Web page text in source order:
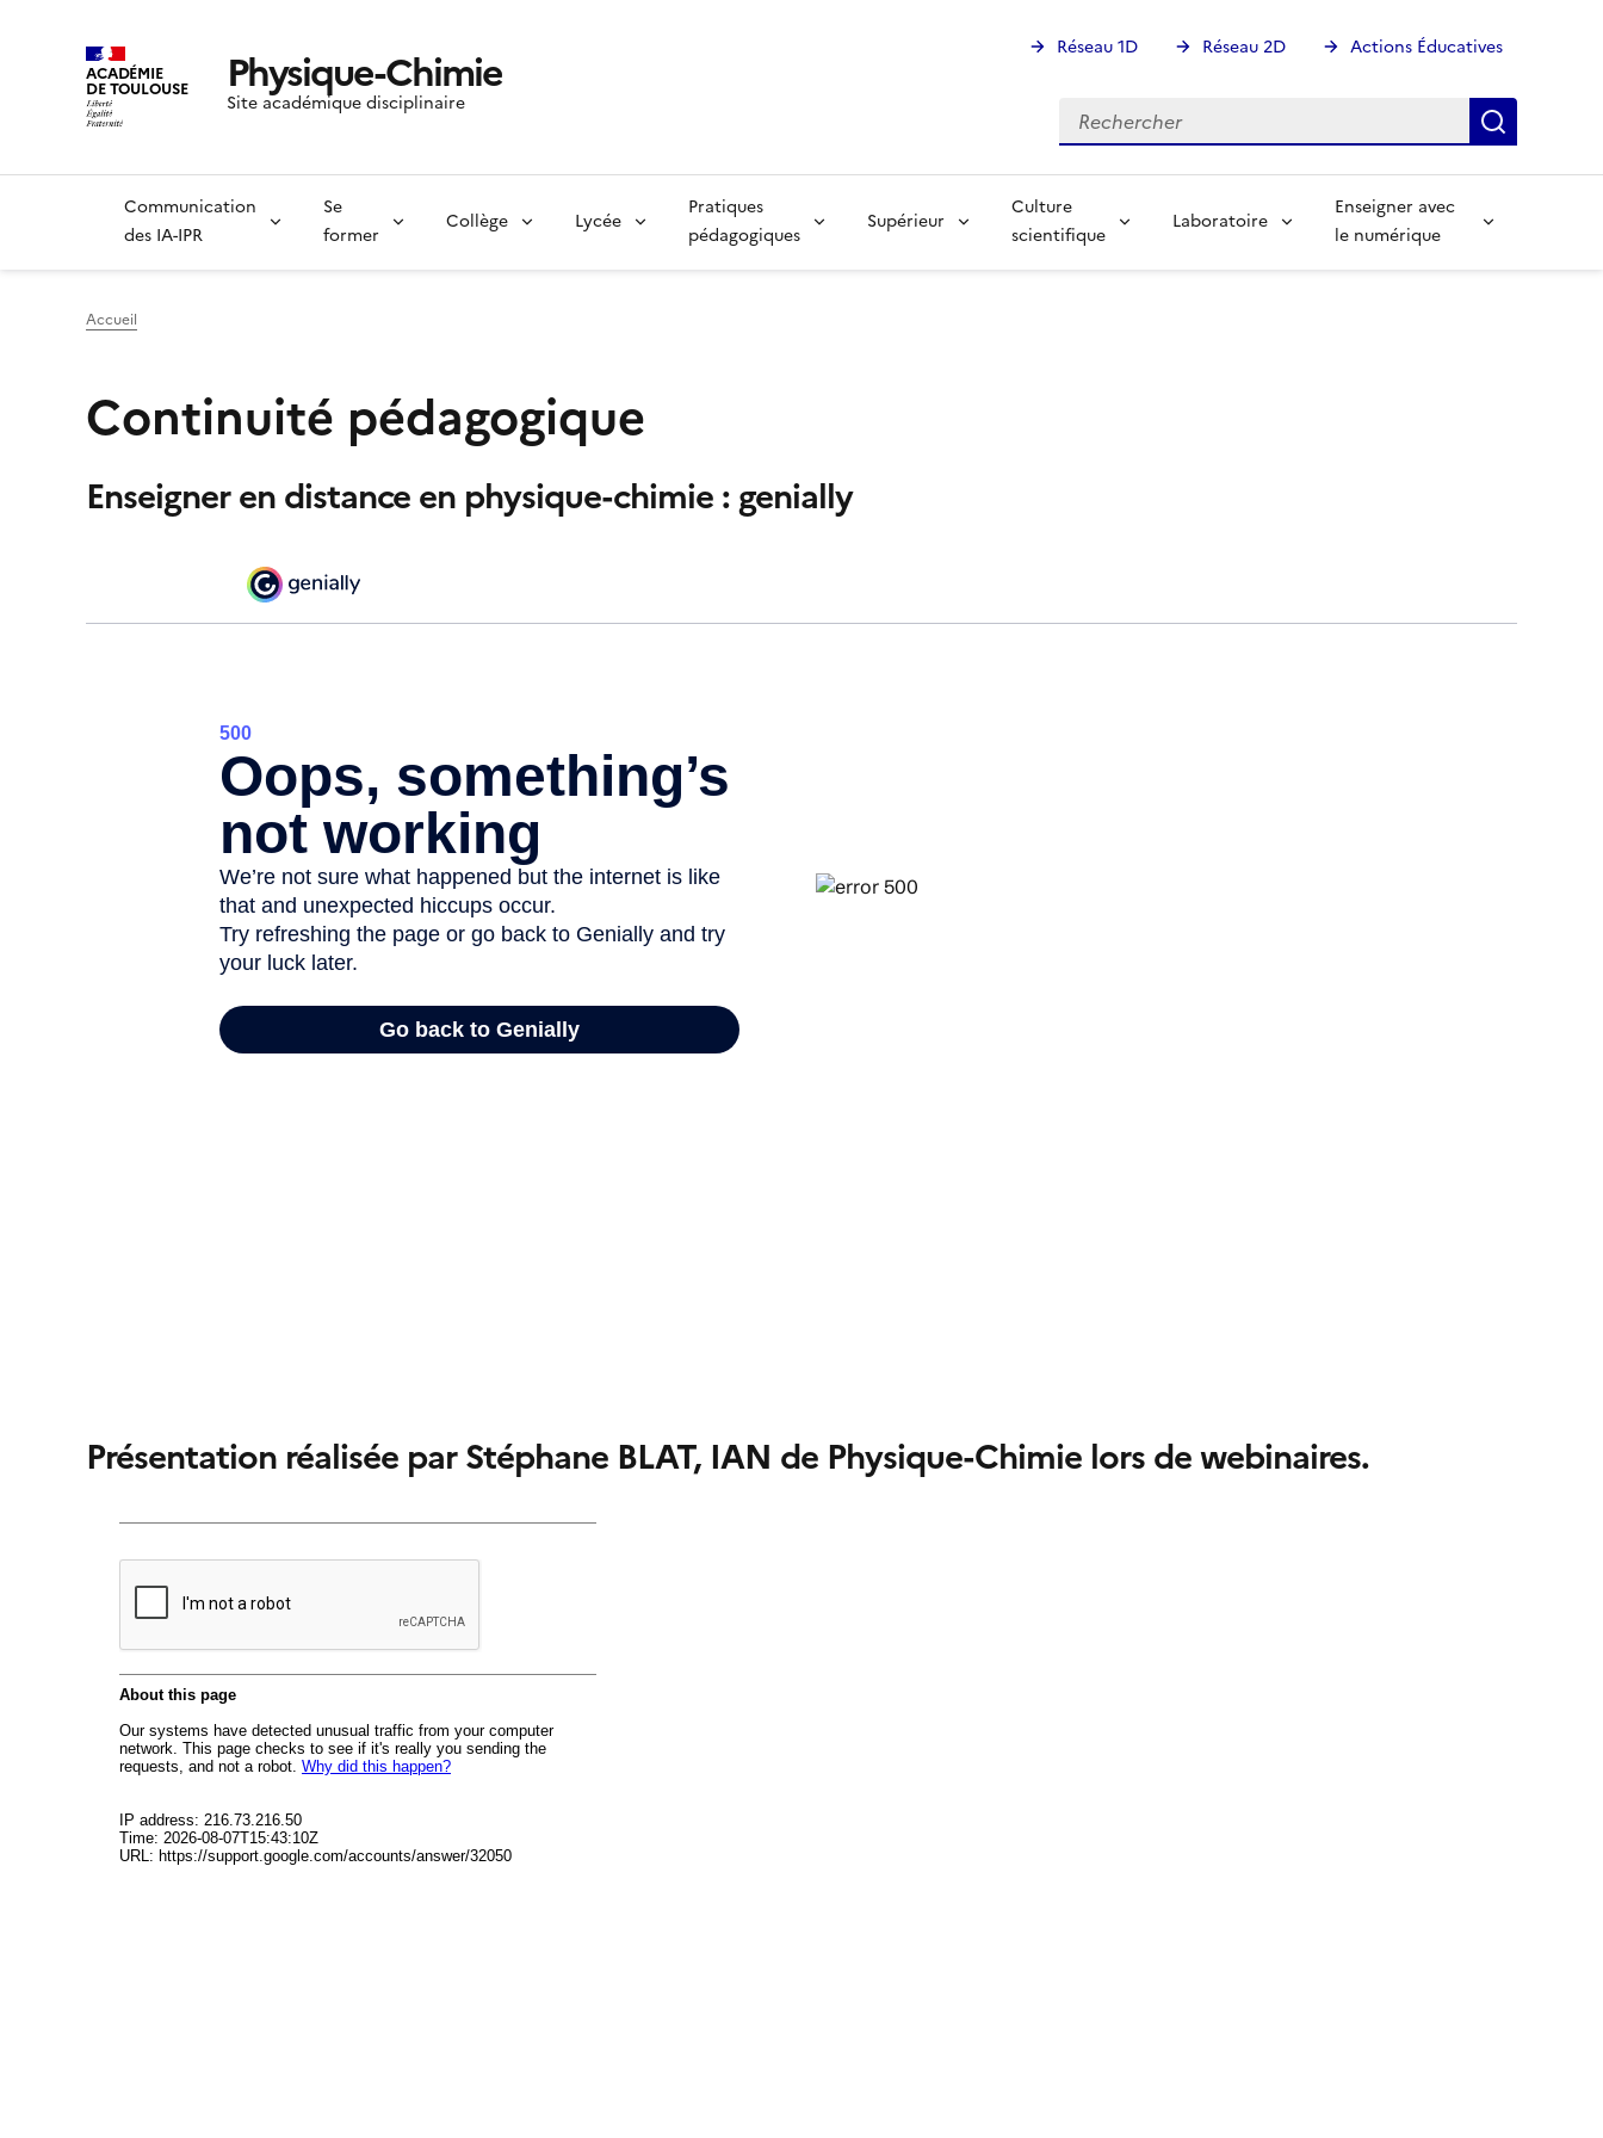
ACADÉMIE
DE TOULOUSE Physique-Chimie
Site académique disciplinaire
Réseau 1D Réseau 2D Actions Éducatives
Rechercher
Rechercher
Communication
des IA-IPR
Se
former
Collège Lycée
Pratiques
pédagogiques
Supérieur
Culture
scientifique
Laboratoire
Enseigner avec
le numérique
Accueil
Continuité pédagogique
Enseigner en distance en physique-chimie : genially
Présentation réalisée par Stéphane BLAT, IAN de Physique-Chimie lors de webinaires.